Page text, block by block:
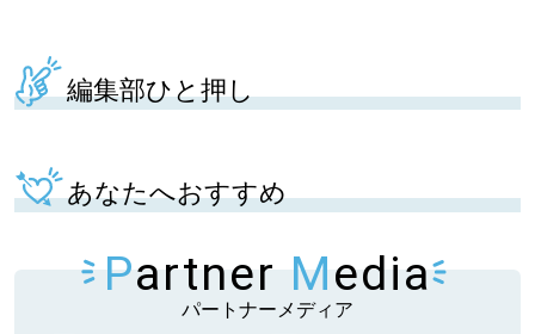
編集部ひと押し
あなたへおすすめ
Partner Media
パートナーメディア